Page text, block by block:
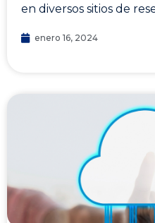
en diversos sitios de
enero 16, 2024